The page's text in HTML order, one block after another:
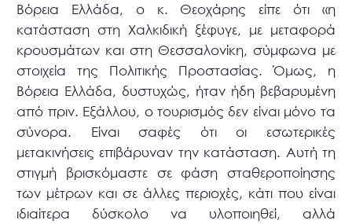
Βόρεια Ελλάδα, ο κ. Θεοχάρης είπε ότι «η
κατάσταση στη Χαλκιδική ξέφυγε, με μεταφορά
κρουσμάτων και στη Θεσσαλονίκη, σύμφωνα με
στοιχεία της Πολιτικής Προστασίας. Όμως, η
Βόρεια Ελλάδα, δυστυχώς, ήταν ήδη βεβαρυμένη
από πριν. Εξάλλου, ο τουρισμός δεν είναι μόνο τα
σύνορα. Είναι σαφές ότι οι εσωτερικές
μετακινήσεις επιβάρυναν την κατάσταση. Αυτή τη
στιγμή βρισκόμαστε σε φάση σταθεροποίησης
των μέτρων και σε άλλες περιοχές, κάτι που είναι
ιδιαίτερα δύσκολο να υλοποιηθεί, αλλά